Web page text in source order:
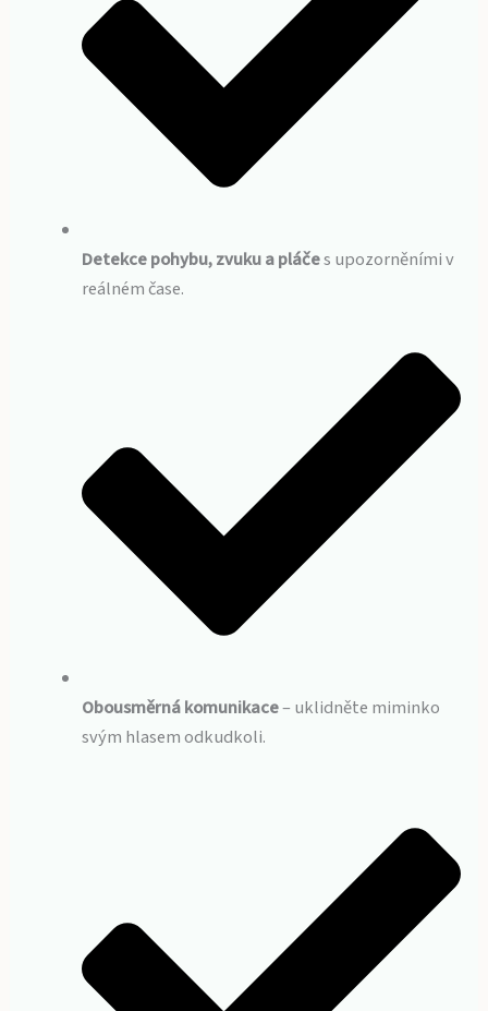
Detekce pohybu, zvuku a pláčes upozorněními v
reálném čase.
Obousměrná komunikace– uklidněte miminko
svým hlasem odkudkoli.